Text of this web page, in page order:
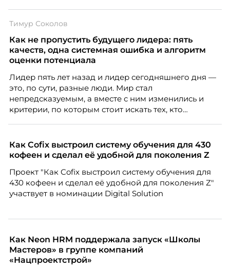
повысить эффективность сотрудников, ускорить
процессы, сохранить качество поддержки и
масштабироваться без роста команды. Так и
появился AI-помощник, встроенный в платформу
Тимур Соколов
Как не пропустить будущего лидера: пять
качеств, одна системная ошибка и алгоритм
оценки потенциала
Лидер пять лет назад и лидер сегодняшнего дня —
это, по сути, разные люди. Мир стал
непредсказуемым, а вместе с ним изменились и
критерии, по которым стоит искать тех, кто
«свадебного генерала», почему стандартные
системы оценки часто упускают самых талантливых
людей и как выявить лидерский потенциал ещё до
того, как он проявится в цифрах KPI, рассказывает
Тимур Соколов, ключевой эксперт по
стратегическому развитию и формированию
Как Cofix выстроил систему обучения для 430
кофеен и сделал её удобной для поколения Z
Проект "Как Cofix выстроил систему обучения для
430 кофеен и сделал её удобной для поколения Z"
участвует в номинации Digital Solution
Как Neon HRM поддержала запуск «Школы
Мастеров» в группе компаний
«Нацпроектстрой»